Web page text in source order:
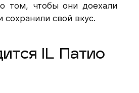
том, чтобы они доехали
сохранили свой вкус.
IL Патио